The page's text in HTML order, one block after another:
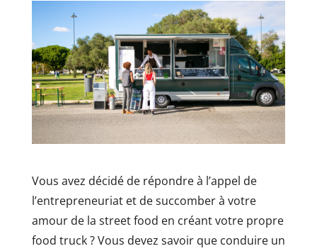
Vous avez décidé de répondre à l’appel de
l’entrepreneuriat et de succomber à votre
amour de la street food en créant votre propre
food truck ? Vous devez savoir que conduire un